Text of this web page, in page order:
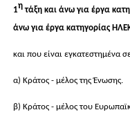
1ητάξη και άνω για έργα
άνω για έργα κατηγορίας
και που είναι εγκατεστημένα
α) Κράτος - μέλος της Ένωσης.
β) Κράτος - μέλος του